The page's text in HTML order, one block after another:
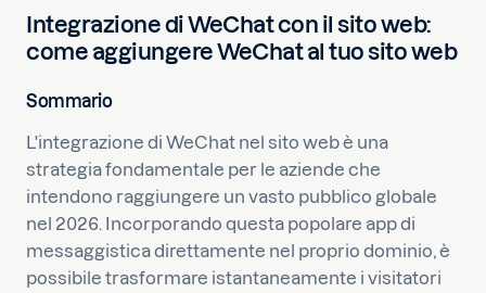
Integrazione di WeChat con il sito web:
come aggiungere WeChat al tuo sito web
Sommario
L'integrazione di WeChat nel sito web è una
strategia fondamentale per le aziende che
intendono raggiungere un vasto pubblico globale
nel 2026. Incorporando questa popolare app di
messaggistica direttamente nel proprio dominio, è
possibile trasformare istantaneamente i visitatori